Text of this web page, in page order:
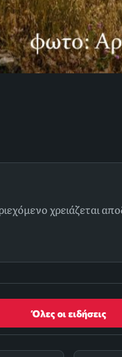
χρειάζεται
Όλες οι ειδήσεις